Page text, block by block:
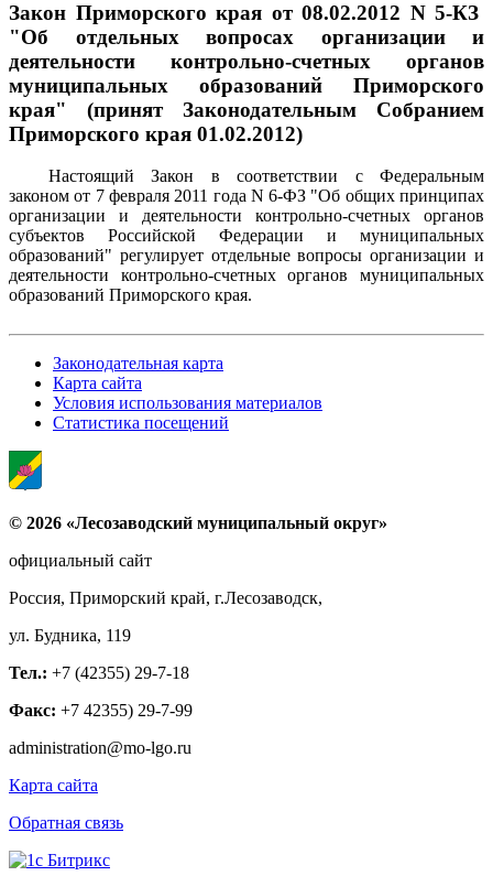
Закон Приморского края от 08.02.2012 N 5-КЗ
"Об отдельных вопросах организации и
деятельности контрольно-счетных органов
муниципальных образований Приморского
края" (принят Законодательным Собранием
Приморского края 01.02.2012)
Настоящий Закон в соответствии с Федеральным
закономот 7 февраля 2011 года N 6-ФЗ "Об общих принципах
организации и деятельности контрольно-счетных органов
субъектов Российской Федерации и муниципальных
образований" регулирует отдельные вопросы организации и
деятельности контрольно-счетных органов муниципальных
образований Приморского края.
Законодательная карта
Карта сайта
Условия использования материалов
Статистика посещений
© 2026 «Лесозаводский муниципальный округ»
официальный сайт
Россия, Приморский край, г.Лесозаводск,
ул. Будника, 119
Тел.: +7 (42355) 29-7-18
Факс: +7 42355) 29-7-99
administration@mo-lgo.ru
Карта сайта
Обратная связь